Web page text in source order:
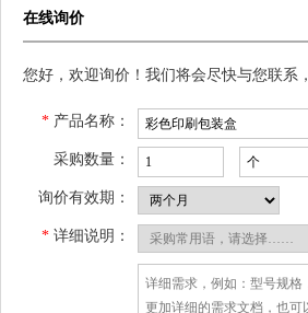
在线询价
您好，欢迎询价！我们将会尽快与您联系
* 产品名称：
采购数量：
询价有效期：
* 详细说明：